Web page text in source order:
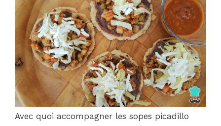
Avec quoi accompagner les sopes picadillo